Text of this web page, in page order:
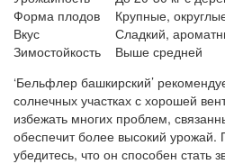
Форма плодов
Крупные,
Вкус
Сладкий,
Зимостойкость
Выше средней
‘Бельфлер башкирский’
солнечных участках с хорошей
избежать многих проблем,
обеспечит более высокий урожай.
убедитесь, что он способен стать